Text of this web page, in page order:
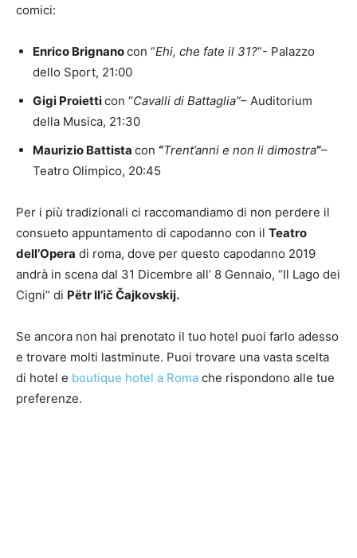
comici:
Enrico Brignanocon “Ehi, che fate il 31?“- Palazzo
dello Sport, 21:00
Gigi Proietticon “Cavalli di Battaglia”– Auditorium
della Musica, 21:30
Maurizio Battista con “Trent’anni e non li dimostra“–
Teatro Olimpico, 20:45
Per i più tradizionali ci raccomandiamo di non perdere il
consueto appuntamento di capodanno con il Teatro
dell’Opera di roma, dove per questo capodanno 2019
andrà in scena dal 31 Dicembre all’ 8 Gennaio, “Il Lago dei
Cigni” di Pëtr Il’ič Čajkovskij.
Se ancora non hai prenotato il tuo hotel puoi farlo adesso
e trovare molti lastminute. Puoi trovare una vasta scelta
di hotel e boutique hotel a Roma che rispondono alle tue
preferenze.